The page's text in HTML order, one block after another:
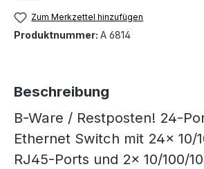
Zum Merkzettel hinzufügen
Produktnummer: A 6814
Beschreibung
B-Ware / Restposten! 24-
Ethernet Switch mit 24x 10/
RJ45-Ports und 2x 10/100/